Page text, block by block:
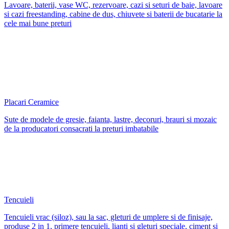
Lavoare, baterii, vase WC, rezervoare, cazi si seturi de baie, lavoare
si cazi freestanding, cabine de dus, chiuvete si baterii de bucatarie la
cele mai bune preturi
Placari Ceramice
Sute de modele de gresie, faianta, lastre, decoruri, brauri si mozaic
de la producatori consacrati la preturi imbatabile
Tencuieli
Tencuieli vrac (siloz), sau la sac, gleturi de umplere si de finisaje,
produse 2 in 1, primere tencuieli, lianti si gleturi speciale, ciment si